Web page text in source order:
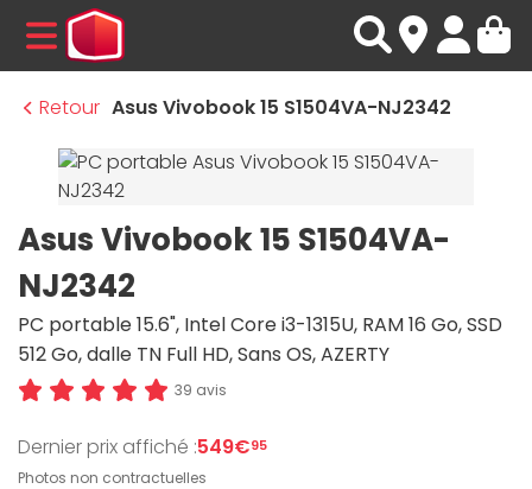
MENU
Retour Asus Vivobook 15 S1504VA-NJ2342
Asus Vivobook 15 S1504VA-
NJ2342
PC portable 15.6", Intel Core i3-1315U, RAM 16 Go, SSD
512 Go, dalle TN Full HD, Sans OS, AZERTY
39 avis
Dernier prix affiché :549€95
Photos non contractuelles